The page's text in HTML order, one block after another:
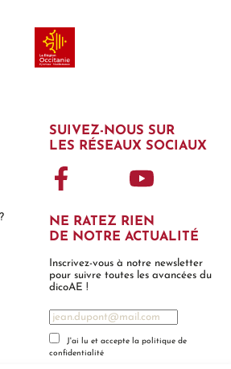
SUIVEZ-NOUS SUR
LES RÉSEAUX SOCIAUX
NE RATEZ RIEN
DE NOTRE ACTUALITÉ
Inscrivez-vous à notre newsletter
poursuivre toutes les avancées du
dicoAE !